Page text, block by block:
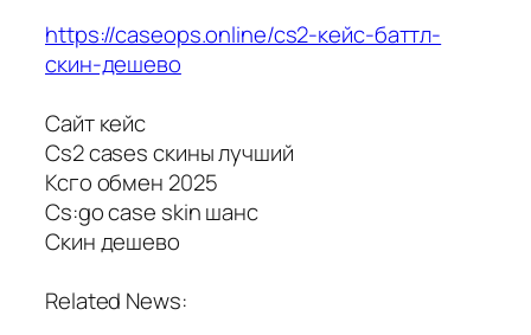
https://caseops.online/cs2-кейс-баттл-
скин-дешево
Сайт кейс
Cs2 cases скины лучший
Ксго обмен 2025
Cs:go case skin шанс
Скин дешево
Related News: